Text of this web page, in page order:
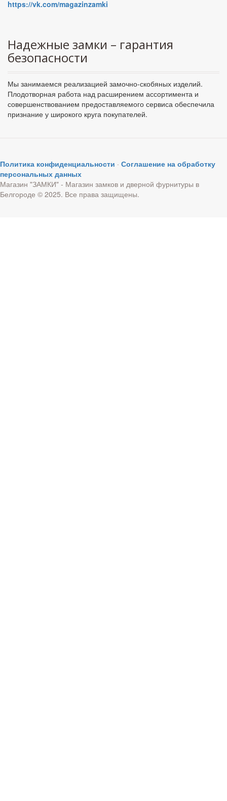
https://vk.com/magazinzamki
Надежные замки – гарантия
безопасности
Мы занимаемся реализацией замочно-скобяных изделий.
Плодотворная работа над расширением ассортимента и
совершенствованием предоставляемого сервиса обеспечила
признание у широкого круга покупателей.
Политика конфиденциальности · Соглашение на обработку
персональных данных
Магазин "ЗАМКИ" - Магазин замков и дверной фурнитуры в
Белгороде © 2025. Все права защищены.